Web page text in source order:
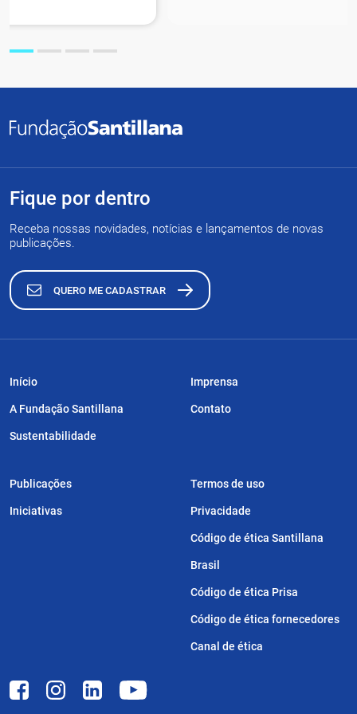
Fique por dentro
Receba nossas novidades, notícias e lançamentos de novas
publicações.
QUERO ME CADASTRAR
Início
A Fundação Santillana
Sustentabilidade
Publicações
Iniciativas
Imprensa
Contato
Termos de uso
Privacidade
Código de ética Santillana
Brasil
Código de ética Prisa
Código de ética fornecedores
Canal de ética